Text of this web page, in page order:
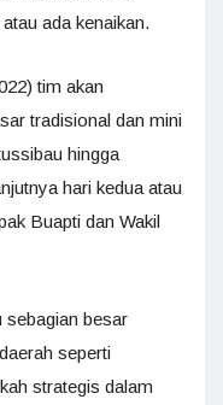
ada kenaikan.
tim akan
tradisional dan mini
hingga
hari kedua atau
Buapti dan Wakil
sebagian besar
seperti
strategis dalam